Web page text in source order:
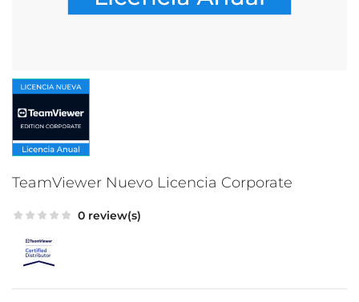
TeamViewer Nuevo Licencia Corporate
0 review(s)